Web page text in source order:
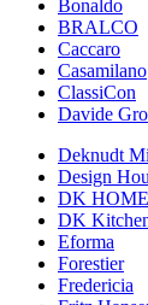
Bonaldo
BRALCO
Caccaro
Casamilano
ClassiCon
Davide
Deknudt
Design
DK HOME
DK
Eforma
Forestier
Fredericia